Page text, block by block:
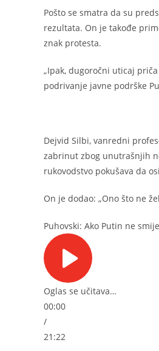
Pošto se smatra da su
rezultata. On je takođe
znak protesta.
„Ipak, dugoročni uticaj
podrivanje javne podrške
Dejvid Silbi, vanredni
zabrinut zbog unutrašnjih
rukovodstvo pokušava da
On je dodao: „Ono što ne
Puhovski: Ako Putin ne
Oglas se učitava…
00:00
/
21:22